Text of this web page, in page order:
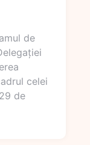
de
celei
de